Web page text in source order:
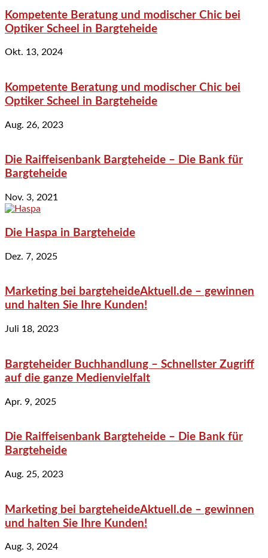
Kompetente Beratung und modischer Chic bei
Optiker Scheel in Bargteheide
Okt. 13, 2024
Kompetente Beratung und modischer Chic bei
Optiker Scheel in Bargteheide
Aug. 26, 2023
Die Raiffeisenbank Bargteheide – Die Bank für
Bargteheide
Nov. 3, 2021
Die Haspa in Bargteheide
Dez. 7, 2025
Marketing bei bargteheideAktuell.de – gewinnen
und halten Sie Ihre Kunden!
Juli 18, 2023
Bargteheider Buchhandlung – Schnellster Zugriff
auf die ganze Medienvielfalt
Apr. 9, 2025
Die Raiffeisenbank Bargteheide – Die Bank für
Bargteheide
Aug. 25, 2023
Marketing bei bargteheideAktuell.de – gewinnen
und halten Sie Ihre Kunden!
Aug. 3, 2024